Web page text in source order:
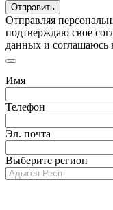
Отправляя
подтверждаю свое
данных и соглашаюсь
Имя
Телефон
Эл. почта
Выберите регион